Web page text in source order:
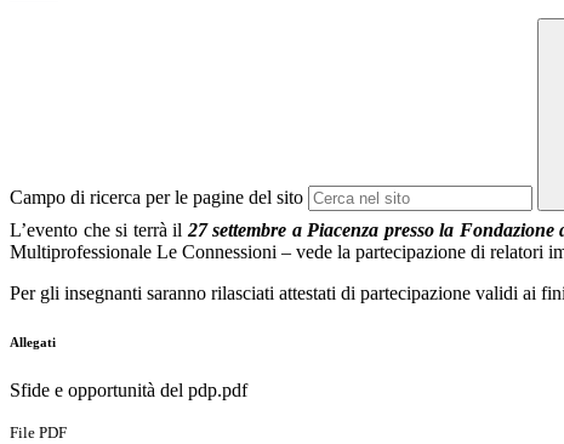
Campo di ricerca per le pagine del sito
L’evento che si terrà il 27 settembre a Piacenza presso la Fondazione
Multiprofessionale Le Connessioni – vede la partecipazione di relatori
Per gli insegnanti saranno rilasciati attestati di partecipazione validi ai
Allegati
Sfide e opportunità del pdp.pdf
File PDF